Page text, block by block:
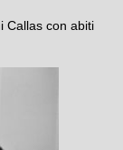
Callas con abiti